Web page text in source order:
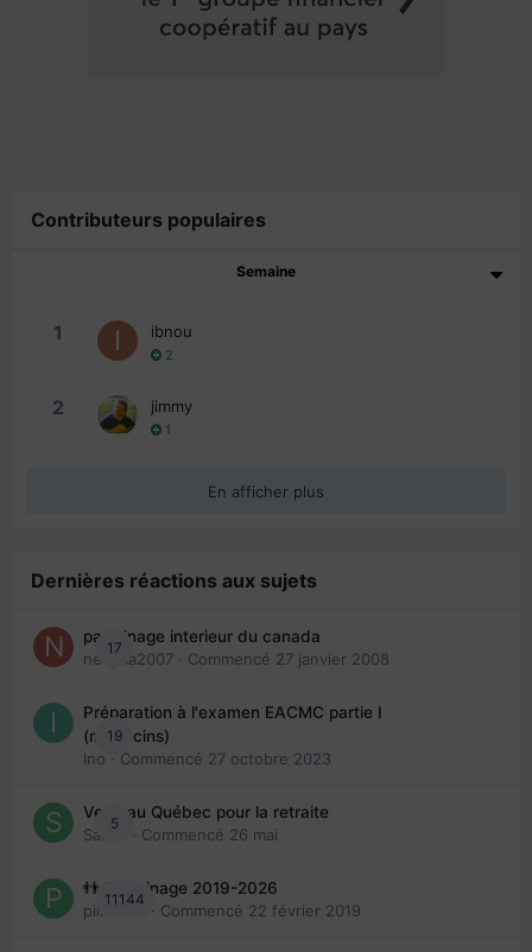
Contributeurs populaires
Semaine
1 ibnou
2
2 jimmy
1
En afficher plus
Dernières réactions aux sujets
17
parrainage interieur du canada
nedjma2007 · Commencé 27 janvier 2008
19
Préparation à l'examen EACMC partie I
(médecins)
Ino · Commencé 27 octobre 2023
5
Venir au Québec pour la retraite
Sab74
· Commencé 26 mai
11144
👬 Parrainage 2019-2026
piinoush · Commencé 22 février 2019